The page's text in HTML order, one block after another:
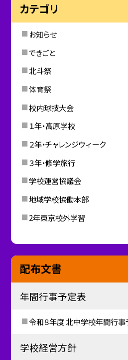
カテゴリ
お知らせ
できごと
北斗祭
体育祭
校内球技大会
１年・高原学校
２年・チャレンジウィーク
３年・修学旅行
学校運営協議会
地域学校協働本部
2年東京校外学習
配布文書
年間行事予定表
令和８年度 北中学校年間行事
学校経営方針